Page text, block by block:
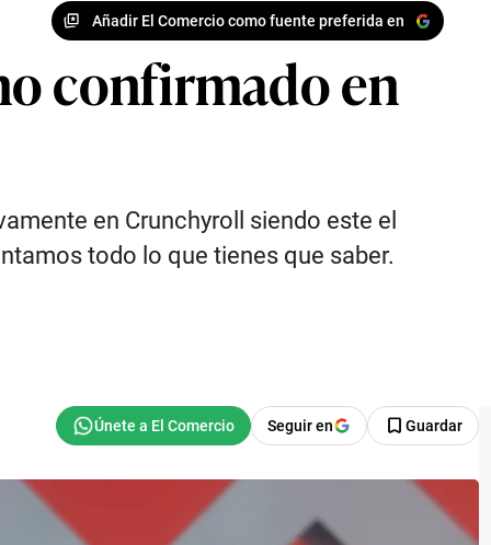
Añadir El Comercio como fuente preferida en
confirmado en
en Crunchyroll siendo este el
todo lo que tienes que saber.
Seguir en Guardar